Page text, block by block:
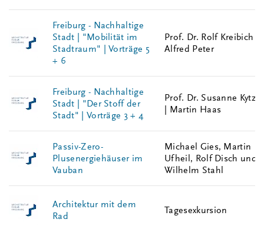
Freiburg - Nachhaltige
Stadt | "Mobilität im
Stadtraum" | Vorträge 5
+ 6
Prof. Dr. Rolf Kreibich |
Alfred Peter
Freiburg - Nachhaltige
Stadt | "Der Stoff der
Stadt" | Vorträge 3 + 4
Prof. Dr. Susanne Kytzia
| Martin Haas
Passiv-Zero-
Plusenergiehäuser im
Vauban
Michael Gies, Martin
Ufheil, Rolf Disch und
Wilhelm Stahl
Architektur mit dem
Rad
Tagesexkursion